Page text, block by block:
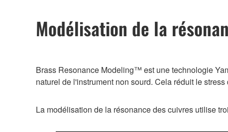
Modélisation de la
Brass Resonance Modeling™ est une technologie
naturel de l'instrument non sourd. Cela réduit le
La modélisation de la résonance des cuivres utilise